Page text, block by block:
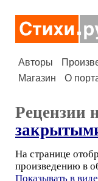
Авторы
Магазин
О
Рецензии
На странице
произведению в
Показывать в